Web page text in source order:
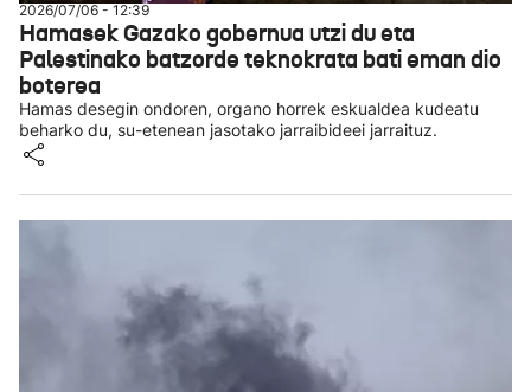
2026/07/06 - 12:39
Hamasek Gazako gobernua utzi du eta
Palestinako batzorde teknokrata bati eman dio
boterea
Hamas desegin ondoren, organo horrek eskualdea kudeatu
beharko du, su-etenean jasotako jarraibideei jarraituz.